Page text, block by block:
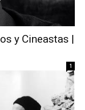
y Cineastas |
1